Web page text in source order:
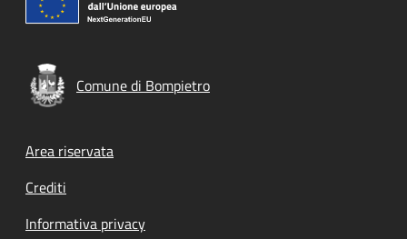
Comune di Bompietro
Footer menu
Area riservata
Crediti
Informativa privacy